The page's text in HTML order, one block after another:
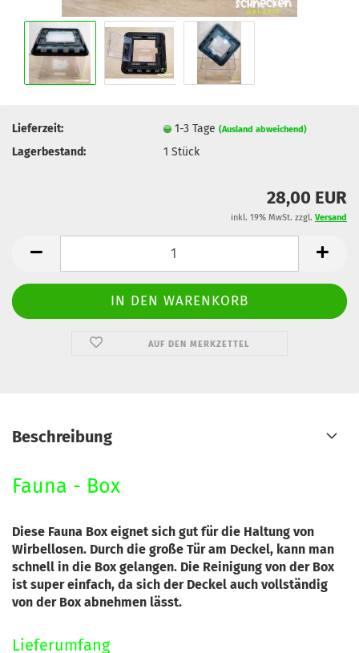
Lieferzeit: 1-3 Tage(Ausland abweichend)
Lagerbestand: 1Stück
28,00 EUR
inkl. 19% MwSt. zzgl. Versand
AUF DEN MERKZETTEL
Beschreibung
Fauna - Box
Diese Fauna Box eignet sich gut für die Haltung von
Wirbellosen. Durch die große Tür am Deckel, kann man
schnell in die Box gelangen. Die Reinigung von der Box
ist super einfach, da sich der Deckel auch vollständig
von der Box abnehmen lässt.
Lieferumfang